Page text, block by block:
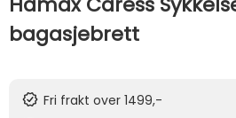
bagasjebrett
Fri frakt over 1499,-